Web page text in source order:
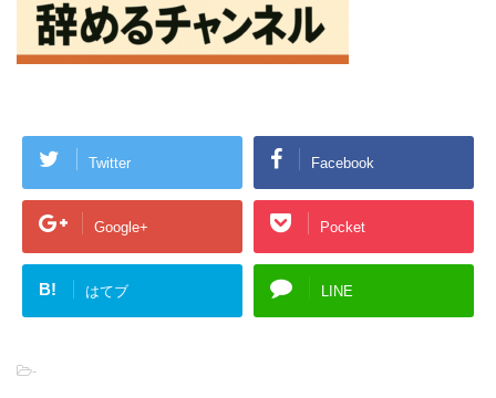
Twitter Facebook
Google+ Pocket
B! はてブ LINE
-